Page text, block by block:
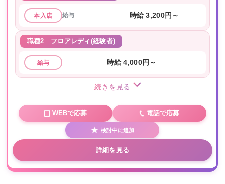
本入店 給与 時給 3,200円～
職種2 フロアレディ(経験者)
給与 時給 4,000円～
続きを見る
WEBで応募 電話で応募
検討中に追加
詳細を見る